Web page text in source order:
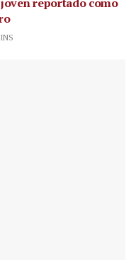
reportado como